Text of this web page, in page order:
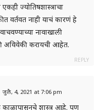
ज्योतिषशास्त्राचा
वर्तवत नाही याचं कारणं हे
नावाखाली
अविवेकी करायची आहेत.
REPLY
जुलै, 4, 2021 at 7:06 pm
काळापासूनचे शास्त्र आहे. पण